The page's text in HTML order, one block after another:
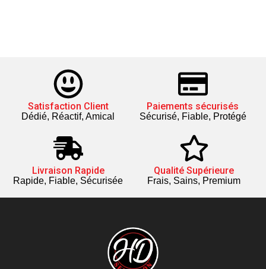
Satisfaction Client
Dédié, Réactif, Amical
Paiements sécurisés
Sécurisé, Fiable, Protégé
Livraison Rapide
Rapide, Fiable, Sécurisée
Qualité Supérieure
Frais, Sains, Premium